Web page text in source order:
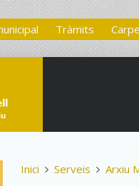
Tràmits
Inici Serveis Arxiu